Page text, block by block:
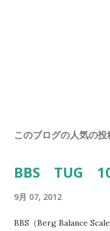
このブログの人気の投
BBS TUG
9月 07, 2012
BBS（Berg Balance